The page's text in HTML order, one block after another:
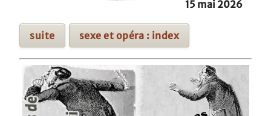
15 mai 2026
suite sexe et opéra : index